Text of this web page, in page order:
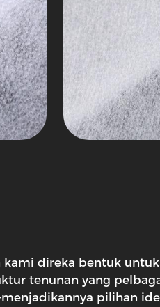
direka bentuk
tenunan yang
pilihan